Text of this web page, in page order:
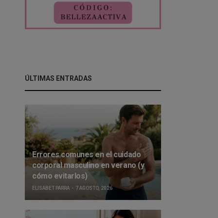
ÚLTIMAS ENTRADAS
Errores comunes en el cuidado
corporal masculino en verano (y
cómo evitarlos)
ELISABET PARRA 7 AGOSTO, 2026